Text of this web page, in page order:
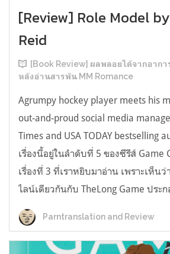
[Review] Role Model
Reid
[Book Review] ผลพลอยได้จากอาก
หลังอ่านสารพัน MM Romance
Agrumpy hockey player meets his
out-and-proud social media
Times and USA TODAY bestselling
เรื่องนี้อยู่ในลำดับที่ 5 ของซีรีส์ Game
เรื่องที่ 3 ที่เราหยิบมาอ่าน เพราะเห็นว่
ไลน์เดียวกันกับ TheLong Game ประ
Parntranslation and Review